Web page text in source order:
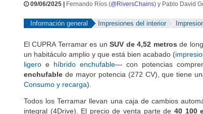
MARCAS REVISTA/BLOG
Inicio Marcas CUPRA Terramar 2025
Información Precios, datos y
El CUPRA Terramar es unSUV de 4,52 metrosde
un habitáculo amplio y que está bien acabado (
ligeroehíbrido enchufable— con potencias
enchufable de mayor potencia (272 CV), que tiene
Todos los Terramar llevan una caja de cambios